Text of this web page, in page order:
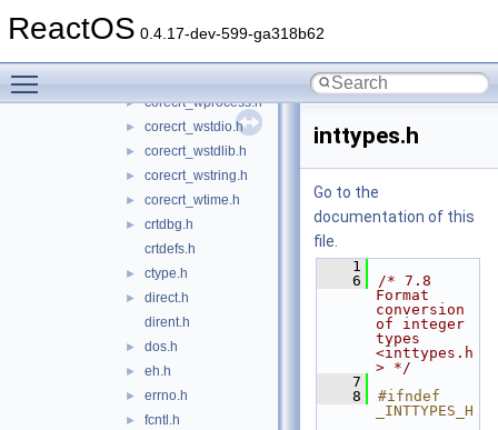
ReactOS 0.4.17-dev-599-ga318b62
► corecrt_wctype.h
► corecrt_wprocess.h
► corecrt_wstdio.h
► corecrt_wstdlib.h
► corecrt_wstring.h
► corecrt_wtime.h
►
crtdbg.h
crtdefs.h
► ctype.h
►
direct.h
dirent.h
► dos.h
► eh.h
► errno.h
► fcntl.h
inttypes.h
Go to the
documentation of this
file.
    1
    6
/* 7.8
Format
conversion
of integer
types
<inttypes.h
> */
    7
    8
#ifndef
_INTTYPES_H